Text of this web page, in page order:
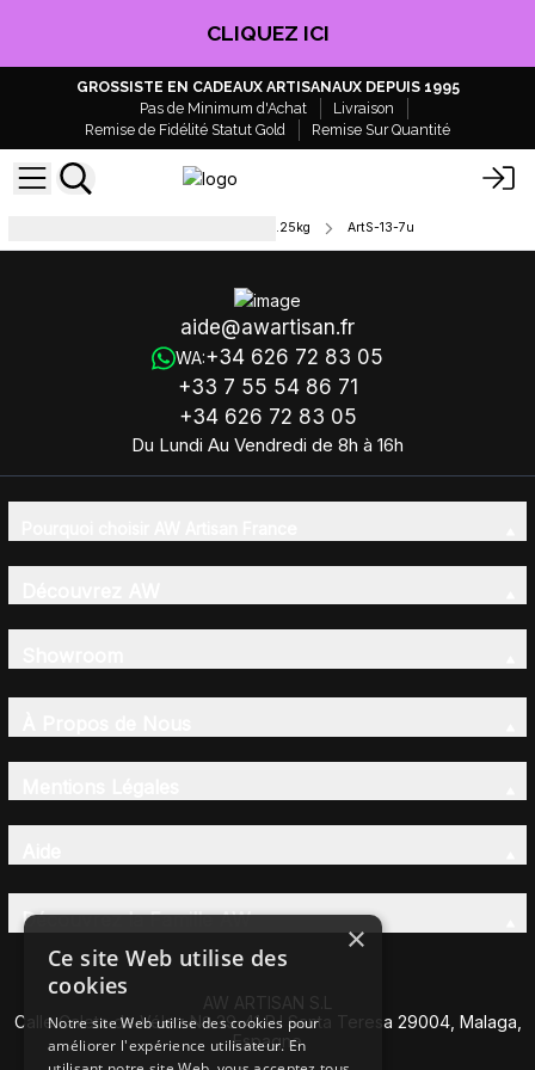
CLIQUEZ ICI
GROSSISTE EN CADEAUX ARTISANAUX DEPUIS 1995
Pas de Minimum d'Achat
Livraison
Remise de Fidélité Statut Gold
Remise Sur Quantité
Pain Savon Artisanal Huile Olive 1.25kg ArtS-13-7u
aide@awartisan.fr
WA:+34 626 72 83 05
+33 7 55 54 86 71
+34 626 72 83 05
Du Lundi Au Vendredi de 8h à 16h
Découvrez la Famille AW
AW ARTISAN S.L
Calle Caleta de Vélez Nº 39-41 P.I Santa Teresa 29004, Malaga,
Espagne
×
Ce site Web utilise des
cookies
Notre site Web utilise des cookies pour
améliorer l'expérience utilisateur. En